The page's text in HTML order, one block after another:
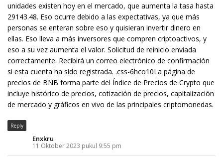
unidades existen hoy en el mercado, que aumenta la tasa hasta
29143.48. Eso ocurre debido a las expectativas, ya que más
personas se enteran sobre eso y quisieran invertir dinero en
ellas. Eso lleva a más inversores que compren criptoactivos, y
eso a su vez aumenta el valor. Solicitud de reinicio enviada
correctamente. Recibirá un correo electrónico de confirmación
si esta cuenta ha sido registrada. .css-6hco10La página de
precios de BNB forma parte del Índice de Precios de Crypto que
incluye histórico de precios, cotización de precios, capitalización
de mercado y gráficos en vivo de las principales criptomonedas.
Reply
Enxkru
11 Oktober 2023 pukul 9:55 pm